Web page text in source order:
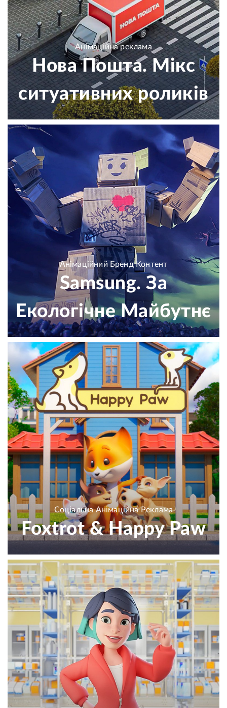
Анімаційна реклама
Нова Пошта. Мікс
ситуативних роликів
Анімаційний Бренд Контент
Samsung. За
Екологічне Майбутнє
Соціальна Анімаційна Реклама
Foxtrot & Happy Paw